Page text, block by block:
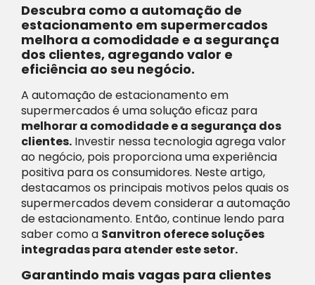
Descubra como a automação de
estacionamento em supermercados
melhora a comodidade e a segurança
dos clientes, agregando valor e
eficiência ao seu negócio.
A automação de estacionamento em
supermercados é uma solução eficaz para
melhorar a comodidade e a segurança dos
clientes. Investir nessa tecnologia agrega valor
ao negócio, pois proporciona uma experiência
positiva para os consumidores. Neste artigo,
destacamos os principais motivos pelos quais os
supermercados devem considerar a automação
de estacionamento. Então, continue lendo para
saber como a Sanvitron oferece soluções
integradas para atender este setor.
Garantindo mais vagas para clientes